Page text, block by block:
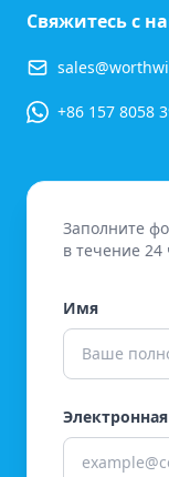
Свяжитесь с
+86 157 8058
Заполните
в течение 24
Имя